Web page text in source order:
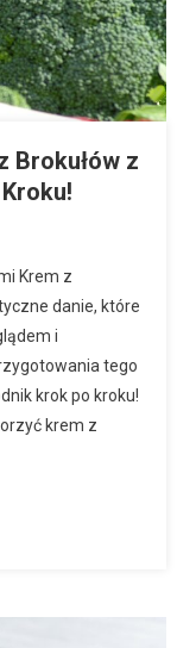
Brokułów z
Krem z
danie, które
i
tego
krok po kroku!
krem z